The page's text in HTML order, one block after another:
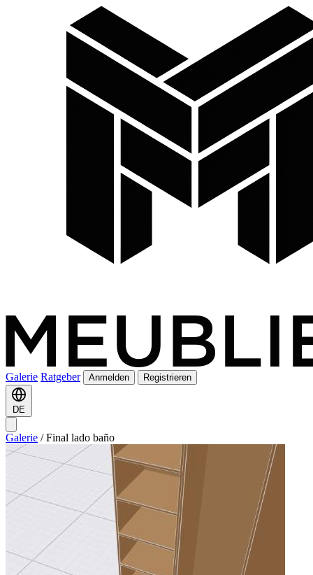
Galerie Ratgeber Anmelden Registrieren
DE
Galerie / Final lado baño